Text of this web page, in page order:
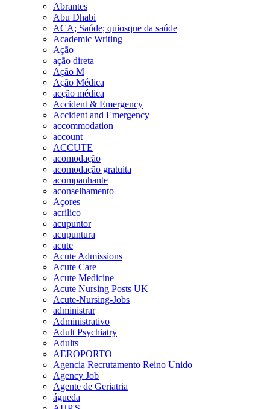
Abrantes
Abu Dhabi
ACA; Saúde; quiosque da saúde
Academic Writing
Ação
ação direta
Ação M
Ação Médica
acção médica
Accident & Emergency
Accident and Emergency
accommodation
account
ACCUTE
acomodação
acomodação gratuita
acompanhante
aconselhamento
Açores
acrilico
acupuntor
acupuntura
acute
Acute Admissions
Acute Care
Acute Medicine
Acute Nursing Posts UK
Acute-Nursing-Jobs
administrar
Administrativo
Adult Psychiatry
Adults
AEROPORTO
Agencia Recrutamento Reino Unido
Agency Job
Agente de Geriatria
águeda